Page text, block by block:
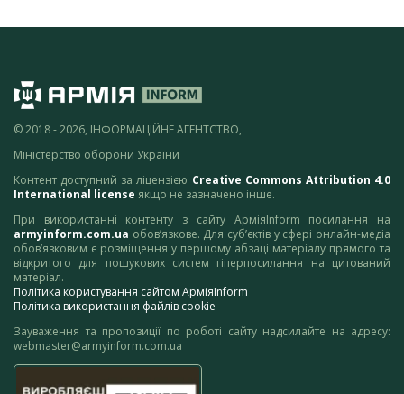
© 2018 - 2026, ІНФОРМАЦІЙНЕ АГЕНТСТВО,
Міністерство оборони України
Контент доступний за ліцензією Creative Commons Attribution 4.0
International license якщо не зазначено інше.
При використанні контенту з сайту АрміяInform посилання на
armyinform.com.ua обов’язкове. Для суб’єктів у сфері онлайн-медіа
обов’язковим є розміщення у першому абзаці матеріалу прямого та
відкритого для пошукових систем гіперпосилання на цитований
матеріал.
Політика користування сайтом АрміяInform
Політика використання файлів cookie
Зауваження та пропозиції по роботі сайту надсилайте на адресу:
webmaster@armyinform.com.ua